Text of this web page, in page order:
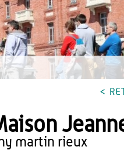
martin rieux